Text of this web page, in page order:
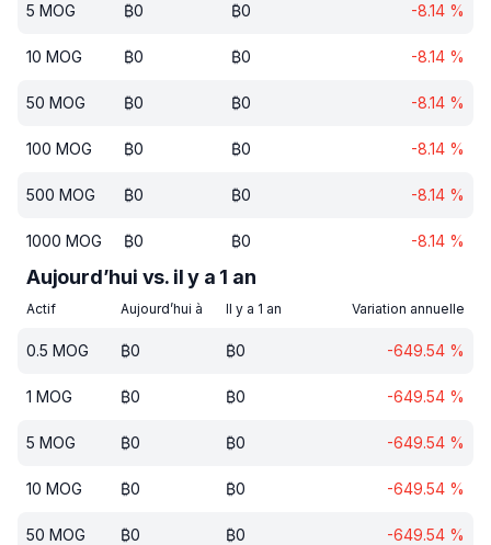
5 MOG ₿0 ₿0 -8.14 %
10 MOG ₿0 ₿0 -8.14 %
50 MOG ₿0 ₿0 -8.14 %
100 MOG ₿0 ₿0 -8.14 %
500 MOG ₿0 ₿0 -8.14 %
1000 MOG ₿0 ₿0 -8.14 %
Aujourd’hui vs. il y a 1 an
Actif Aujourd’hui à Il y a 1 an Variation annuelle
0.5 MOG ₿0 ₿0 -649.54 %
1 MOG ₿0 ₿0 -649.54 %
5 MOG ₿0 ₿0 -649.54 %
10 MOG ₿0 ₿0 -649.54 %
50 MOG ₿0 ₿0 -649.54 %